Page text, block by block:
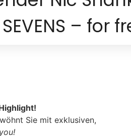
– for
Sie mit exklusiven,